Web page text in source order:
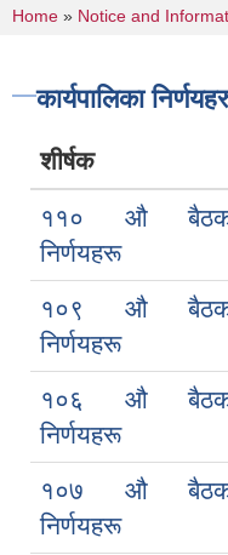
You are here
Home » Notice and
कार्यपालिका
शीर्षक
११० औ
निर्णयहरू
१०९ औ
निर्णयहरू
१०६ औ
निर्णयहरू
१०७ औ
निर्णयहरू